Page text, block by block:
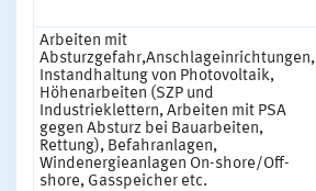
Arbeiten mit
Absturzgefahr,Anschlageinrichtungen,
Instandhaltung von Photovoltaik,
Höhenarbeiten (SZP und
Industrieklettern, Arbeiten mit PSA
gegen Absturz bei Bauarbeiten,
Rettung), Befahranlagen,
Windenergieanlagen On-shore/Off-
shore, Gasspeicher etc.